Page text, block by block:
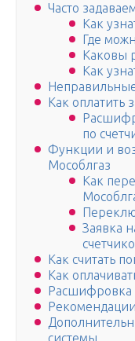
Часто
Как
Где
Каковы
Как
Неправильные
Как оплатить
по
Функции и
Мособлгаз
Как
Заявка
Как считать
Как
Расшифровка
системы